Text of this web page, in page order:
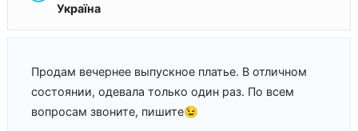
Україна
Продам вечернее выпускное платье. В отличном
состоянии, одевала только один раз. По всем
вопросам звоните, пишите😉